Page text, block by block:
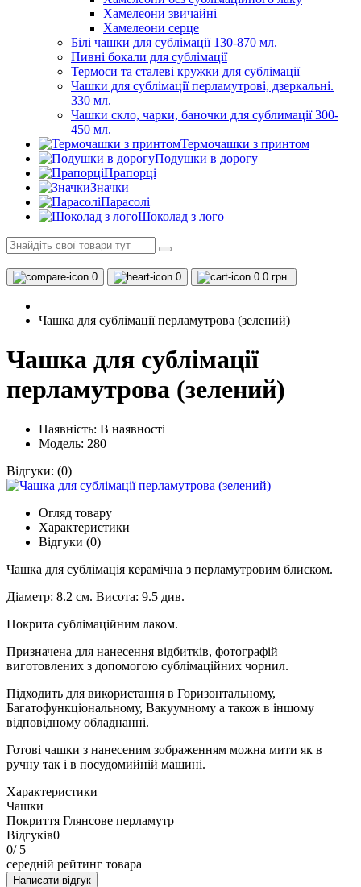
Хамелеони звичайні
Хамелеони серце
Білі чашки для сублімації 130-870 мл.
Пивні бокали для сублімації
Термоси та сталеві кружки для сублімації
Чашки для сублімації перламутрові, дзеркальні.
330 мл.
Чашки скло, чарки, баночки для сублимації 300-
450 мл.
Термочашки з принтом
Подушки в дорогу
Прапорці
Значки
Парасолі
Шоколад з лого
0 0 0 0 грн.
Чашка для сублімації перламутрова (зелений)
Чашка для сублімації
перламутрова (зелений)
Наявність: В наявності
Модель: 280
Відгуки: (0)
Огляд товару
Характеристики
Відгуки (0)
Чашка для сублімація керамічна з перламутровим блиском.
Діаметр: 8.2 см. Висота: 9.5 див.
Покрита сублімаційним лаком.
Призначена для нанесення відбитків, фотографій
виготовлених з допомогою сублімаційних чорнил.
Підходить для використання в Горизонтальному,
Багатофункціональному, Вакуумному а також в іншому
відповідному обладнанні.
Готові чашки з нанесеним зображенням можна мити як в
ручну так і в посудомийній машині.
Характеристики
Чашки
Покриття Глянсове перламутр
Відгуків0
0/ 5
середній рейтинг товара
Написати відгук